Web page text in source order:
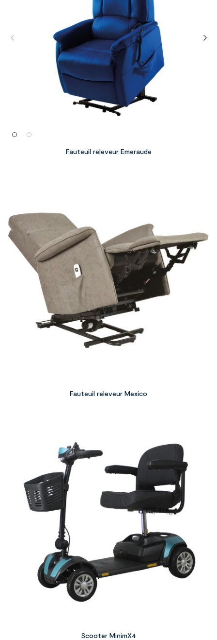
Fauteuil releveur Emeraude
Fauteuil releveur Mexico
Scooter MinimX4